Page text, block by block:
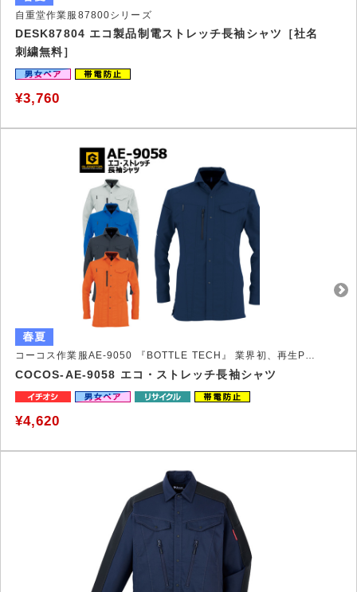
自重堂作業服87800シリーズ
DESK87804 エコ製品制電ストレッチ長袖シャツ［社名
刺繍無料］
¥3,760
コーコス作業服AE-9050 『BOTTLE TECH』 業界初、再生PET素材100％のワークウェア
COCOS-AE-9058 エコ・ストレッチ長袖シャツ
¥4,620